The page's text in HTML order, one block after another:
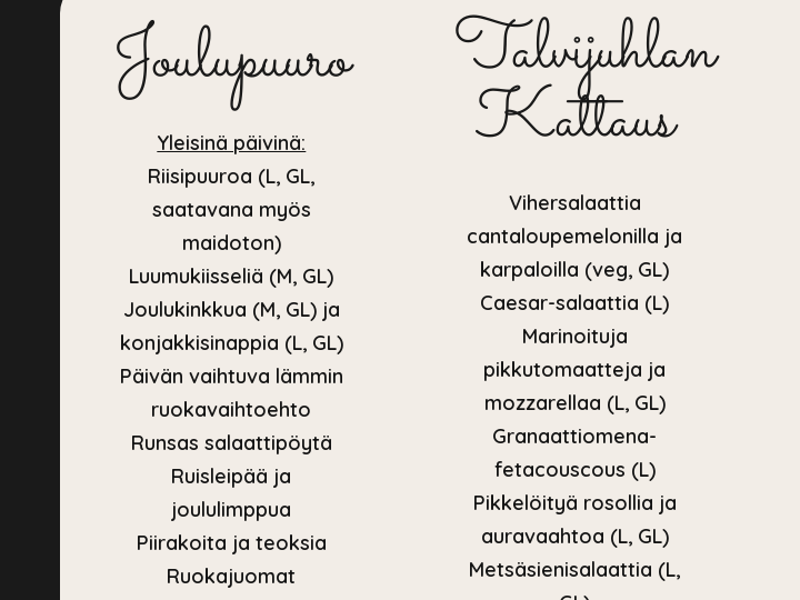
Joulupuuro
Yleisinä päivinä:
Riisipuuroa (L, GL,
saatavana myös
maidoton)
Luumukiisseliä (M, GL)
Joulukinkkua (M, GL) ja
konjakkisinappia (L, GL)
Päivän vaihtuva lämmin
ruokavaihtoehto
Runsas salaattipöytä
Ruisleipää ja
joululimppua
Piirakoita ja teoksia
Ruokajuomat
Talvijuhlan
Kattaus
Vihersalaattia
cantaloupemelonilla ja
karpaloilla (veg, GL)
Caesar-salaattia (L)
Marinoituja
pikkutomaatteja ja
mozzarellaa (L, GL)
Granaattiomena-
fetacouscous (L)
Pikkelöityä rosollia ja
auravaahtoa (L, GL)
Metsäsienisalaattia (L,